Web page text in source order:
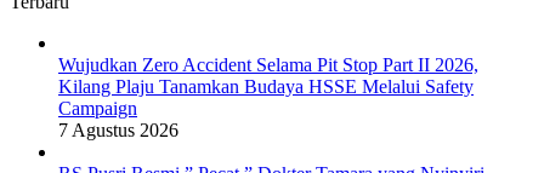
Wujudkan Zero Accident Selama Pit Stop Part II 2026,
Kilang Plaju Tanamkan Budaya HSSE Melalui Safety
Campaign
7 Agustus 2026